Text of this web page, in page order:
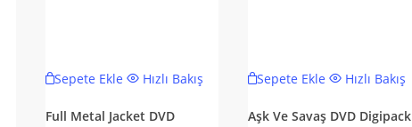
Sepete Ekle Hızlı Bakış
Full Metal Jacket DVD
Sepete Ekle Hızlı Bakış
Aşk Ve Savaş DVD Digipack